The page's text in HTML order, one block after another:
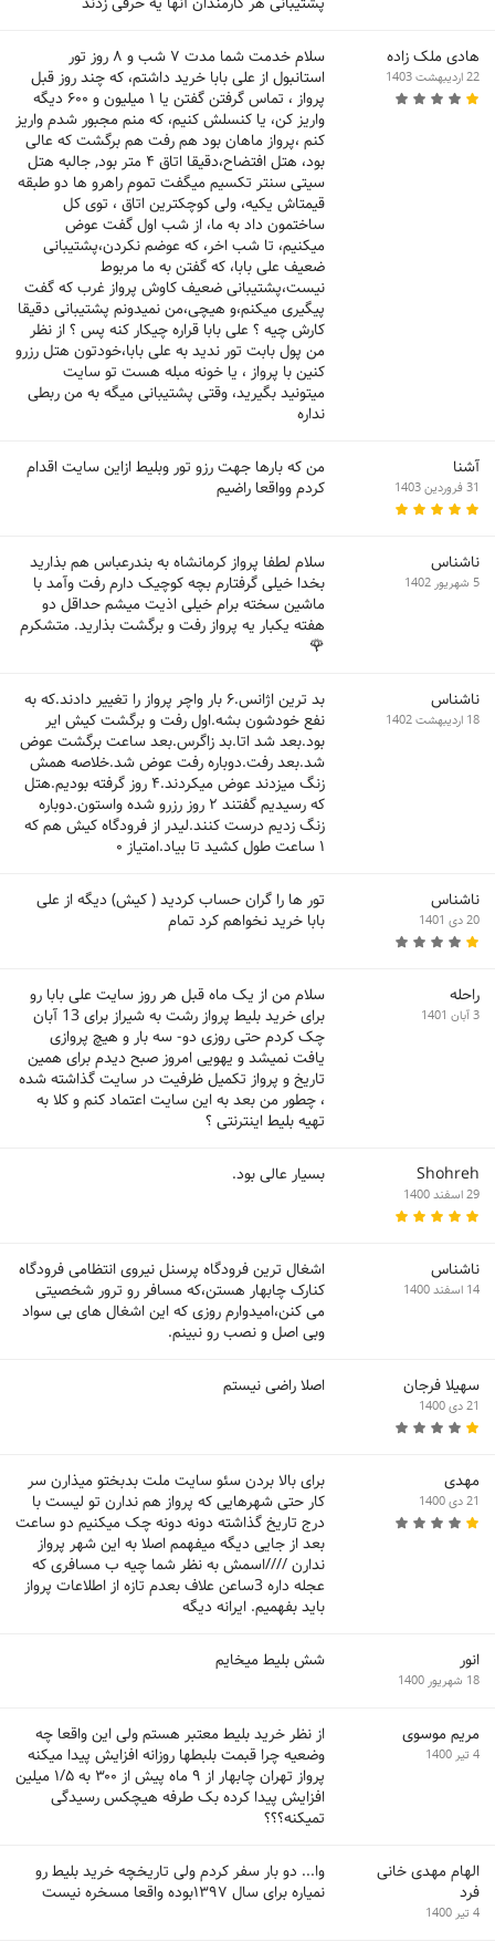
هادی ملک زاده
22 اردیبهشت 1403
سلام خدمت شما مدت ۷ شب و ۸ روز تور
استانبول از علی بابا خرید داشتم، که چند روز قبل
پرواز ، تماس گرفتن گفتن یا ۱ میلیون و ۶۰۰ دیگه
واریز کن، یا کنسلش کنیم، که منم مجبور شدم واریز
کنم ،پرواز ماهان بود هم رفت هم برگشت که عالی
بود، هتل افتضاح،دقیقا اتاق ۴ متر بود, جالبه هتل
سیتی سنتر تکسیم میگفت تموم راهرو ها دو طبقه
قیمتاش یکیه، ولی کوچکترین اتاق ، توی کل
ساختمون داد به ما، از شب اول گفت عوض
میکنیم، تا شب اخر، که عوضم نکردن،پشتیبانی
ضعیف علی بابا، که گفتن به ما مربوط
نیست،پشتیبانی ضعیف کاوش پرواز غرب که گفت
پیگیری میکنم،و هیچی،من نمیدونم پشتیبانی دقیقا
کارش چیه ؟ علی بابا قراره چیکار کنه پس ؟ از نظر
من پول بابت تور ندید به علی بابا،خودتون هتل رزرو
کنین با پرواز ، یا خونه مبله هست تو سایت
میتونید بگیرید، وقتی پشتیبانی میگه به من ربطی
نداره
آشنا
31 فروردین 1403
من که بارها جهت رزو تور وبلیط ازاین سایت اقدام
کردم وواقعا راضیم
ناشناس
5 شهریور 1402
سلام لطفا پرواز کرمانشاه به بندرعباس هم بذارید
بخدا خیلی گرفتارم بچه کوچیک دارم رفت وآمد با
ماشین سخته برام خیلی اذیت میشم حداقل دو
هفته یکبار یه پرواز رفت و برگشت بذارید. متشکرم
🌹
ناشناس
18 اردیبهشت 1402
بد ترین اژانس.۶ بار واچر پرواز را تغییر دادند.که به
نفع خودشون بشه.اول رفت و برگشت کیش ایر
بود.بعد شد اتا.بد زاگرس.بعد ساعت برگشت عوض
شد.بعد رفت.دوباره رفت عوض شد.خلاصه همش
زنگ میزدند عوض میکردند.۴ روز گرفته بودیم.هتل
که رسیدیم گفتند ۲ روز رزرو شده واستون.دوباره
زنگ زدیم درست کنند.لیدر از فرودگاه کیش هم که
۱ ساعت طول کشید تا بیاد.امتیاز ۰
ناشناس
20 دی 1401
تور ها را گران حساب کردید ( کیش) دیگه از علی
بابا خرید نخواهم کرد تمام
راحله
3 آبان 1401
سلام من از یک ماه قبل هر روز سایت علی بابا رو
برای خرید بلیط پرواز رشت به شیراز برای 13 آبان
چک کردم حتی روزی دو- سه بار و هیچ پروازی
یافت نمیشد و یهویی امروز صبح دیدم برای همین
تاریخ و پرواز تکمیل ظرفیت در سایت گذاشته شده
، چطور من بعد به این سایت اعتماد کنم و کلا به
تهیه بلیط اینترنتی ؟
Shohreh
29 اسفند 1400
بسیار عالی بود.
ناشناس
14 اسفند 1400
اشغال ترین فرودگاه پرسنل نیروی انتظامی فرودگاه
کنارک چابهار هستن،که مسافر رو ترور شخصیتی
می کنن،امیدوارم روزی که این اشغال های بی سواد
وبی اصل و نصب رو نبینم.
سهیلا فرجان
21 دی 1400
اصلا راضی نیستم
مهدی
21 دی 1400
برای بالا بردن سئو سایت ملت بدبختو میذارن سر
کار حتی شهرهایی که پرواز هم ندارن تو لیست با
درج تاریخ گذاشته دونه دونه چک میکنیم دو ساعت
بعد از جایی دیگه میفهمم اصلا به این شهر پرواز
ندارن ////اسمش به نظر شما چیه ب مسافری که
عجله داره 3ساعن علاف بعدم تازه از اطلاعات پرواز
باید بفهمیم. ایرانه دیگه
انور
18 شهریور 1400
شش بلیط میخایم
مریم موسوی
4 تیر 1400
از نظر خرید بلیط معتبر هستم ولی این واقعا چه
وضعیه چرا قبمت بلبطها روزانه افزایش پیدا میکنه
پرواز تهران چابهار از ۹ ماه پیش از ۳۰۰ به ۱/۵ میلین
افزایش پیدا کرده بک طرفه هیچکس رسیدگی
تمیکنه؟؟؟
الهام مهدی خانی
فرد
4 تیر 1400
وا... دو بار سفر کردم ولی تاریخچه خرید بلیط رو
نمیاره برای سال ۱۳۹۷بوده واقعا مسخره نیست